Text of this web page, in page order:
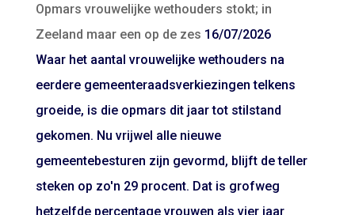
Opmars vrouwelijke wethouders stokt; in
Zeeland maar een op de zes 16/07/2026
Waar het aantal vrouwelijke wethouders na
eerdere gemeenteraadsverkiezingen telkens
groeide, is die opmars dit jaar tot stilstand
gekomen. Nu vrijwel alle nieuwe
gemeentebesturen zijn gevormd, blijft de teller
steken op zo'n 29 procent. Dat is grofweg
hetzelfde percentage vrouwen als vier jaar